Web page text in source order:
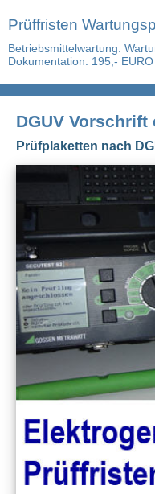
Prüffristen
Betriebsmittelwartung:
Dokumentation. 195,- EURO
DGUV
Prüfplaketten nach